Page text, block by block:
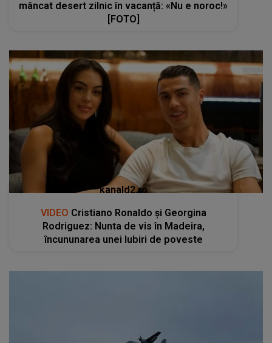
mâncat desert zilnic în vacanță: «Nu e noroc!»
[FOTO]
kanald2.ro
VIDEO Cristiano Ronaldo și Georgina
Rodriguez: Nunta de vis în Madeira,
încununarea unei Iubiri de poveste